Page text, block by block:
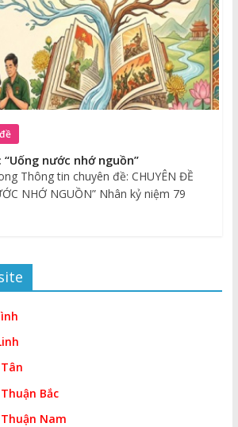
“Uống nước nhớ nguồn”
Thông tin chuyên đề: CHUYÊN ĐỀ
NHỚ NGUỒN” Nhân kỷ niệm 79
Bắc
Nam